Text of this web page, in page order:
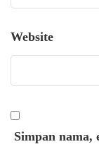
Website
Simpan nama,